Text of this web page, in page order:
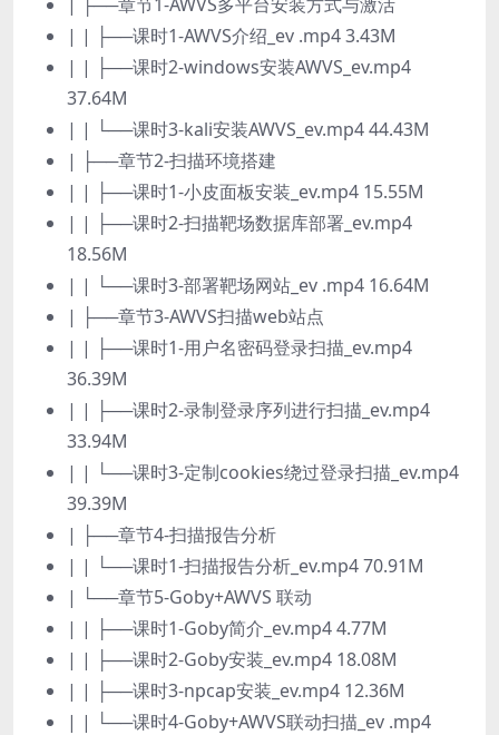
| | ├──课时1-AWVS介绍_ev .mp4 3.43M
| | ├──课时2-windows安装AWVS_ev.mp4
37.64M
| | └──课时3-kali安装AWVS_ev.mp4 44.43M
| ├──章节2-扫描环境搭建
| | ├──课时1-小皮面板安装_ev.mp4 15.55M
| | ├──课时2-扫描靶场数据库部署_ev.mp4
18.56M
| | └──课时3-部署靶场网站_ev .mp4 16.64M
| ├──章节3-AWVS扫描web站点
| | ├──课时1-用户名密码登录扫描_ev.mp4
36.39M
| | ├──课时2-录制登录序列进行扫描_ev.mp4
33.94M
| | └──课时3-定制cookies绕过登录扫描_ev.mp4
39.39M
| ├──章节4-扫描报告分析
| | └──课时1-扫描报告分析_ev.mp4 70.91M
| └──章节5-Goby+AWVS 联动
| | ├──课时1-Goby简介_ev.mp4 4.77M
| | ├──课时2-Goby安装_ev.mp4 18.08M
| | ├──课时3-npcap安装_ev.mp4 12.36M
| | └──课时4-Goby+AWVS联动扫描_ev .mp4